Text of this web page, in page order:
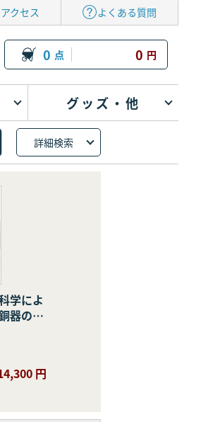
クセス よくある質問
0 点 0 円
グッズ・他
詳細検索
学によ
器の学
円